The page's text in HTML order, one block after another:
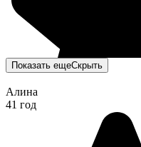
Показать ещеСкрыть
Алина
41 год